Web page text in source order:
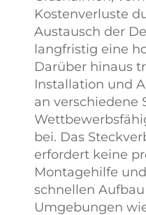
Kostenverluste
Austausch der
langfristig eine
Darüber hinaus
Installation und
an verschiedene
bei. Das
erfordert keine
Montagehilfe
schnellen
Umgebungen